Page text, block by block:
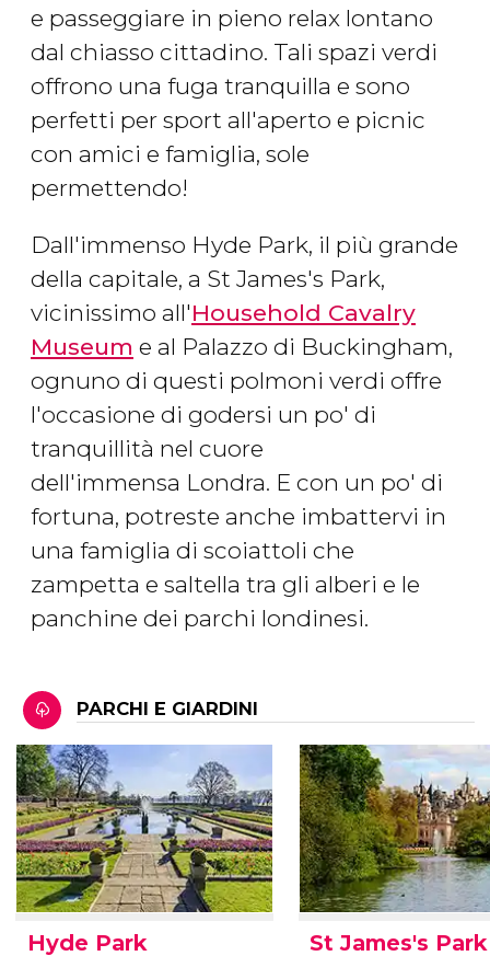
e passeggiare in pieno relax lontano
dal chiasso cittadino. Tali spazi verdi
offrono una fuga tranquilla e sono
perfetti per sport all'aperto e picnic
con amici e famiglia, sole
permettendo!
Dall'immenso Hyde Park, il più grande
della capitale, a St James's Park,
vicinissimo all'Household Cavalry
Museum e al Palazzo di Buckingham,
ognuno di questi polmoni verdi offre
l'occasione di godersi un po' di
tranquillità nel cuore
dell'immensa Londra. E con un po' di
fortuna, potreste anche imbattervi in
una famiglia di scoiattoli che
zampetta e saltella tra gli alberi e le
panchine dei parchi londinesi.
PARCHI E GIARDINI
Hyde Park St James's Park